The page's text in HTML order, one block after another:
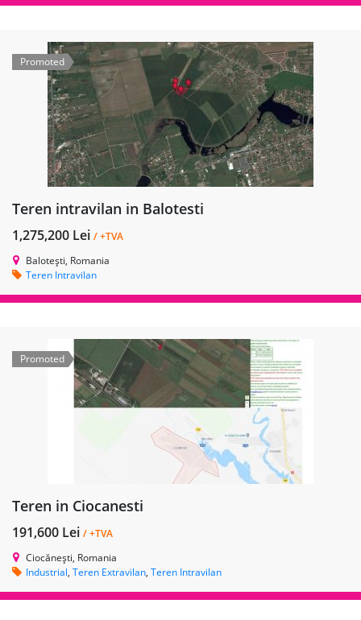
Promoted
Teren intravilan in Balotesti
1,275,200 Lei / +TVA
Balotești, Romania
Teren Intravilan
Promoted
Teren in Ciocanesti
191,600 Lei / +TVA
Ciocănești, Romania
Industrial, Teren Extravilan, Teren Intravilan